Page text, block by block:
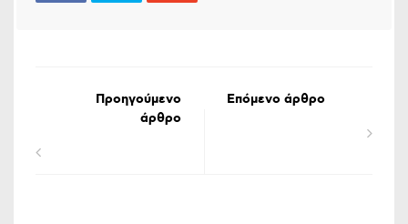
Προηγούμενο
άρθρο
Επόμενο άρθρο